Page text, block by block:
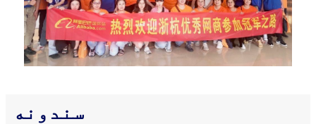
سندونه